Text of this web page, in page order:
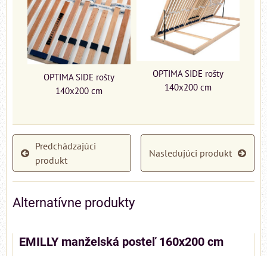
OPTIMA SIDE rošty
140x200 cm
OPTIMA SIDE rošty
140x200 cm
Predchádzajúci
produkt
Nasledujúci produkt
Alternatívne produkty
EMILLY manželská posteľ 160x200 cm